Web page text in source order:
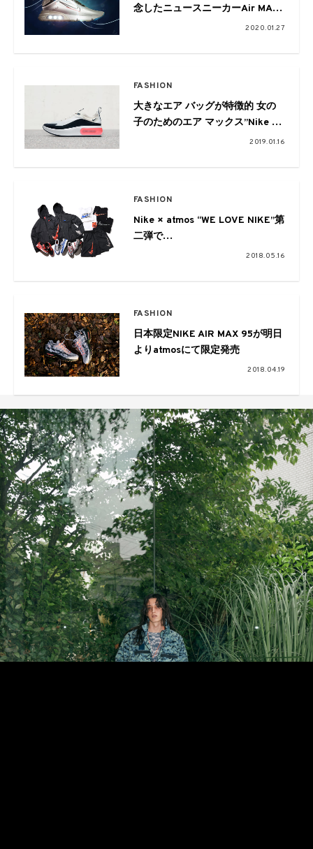
念したニュースニーカーAir MAX
2020.01.27
FASHION
大きなエア バッグが特徴的 女の
子のためのエア マックス”Nike Air
2019.01.16
FASHION
Nike × atmos “WE LOVE NIKE”第
二弾で
Air Max 90やアパレルラインも登
2018.05.16
FASHION
日本限定NIKE AIR MAX 95が明日
よりatmosにて限定発売
2018.04.19